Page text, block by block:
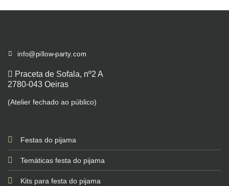
info@pillow-party.com
Praceta de Sofala, nº2 A
2780-043 Oeiras
(Atelier fechado ao público)
Festas do pijama
Temáticas festa do pijama
Kits para festa do pijama